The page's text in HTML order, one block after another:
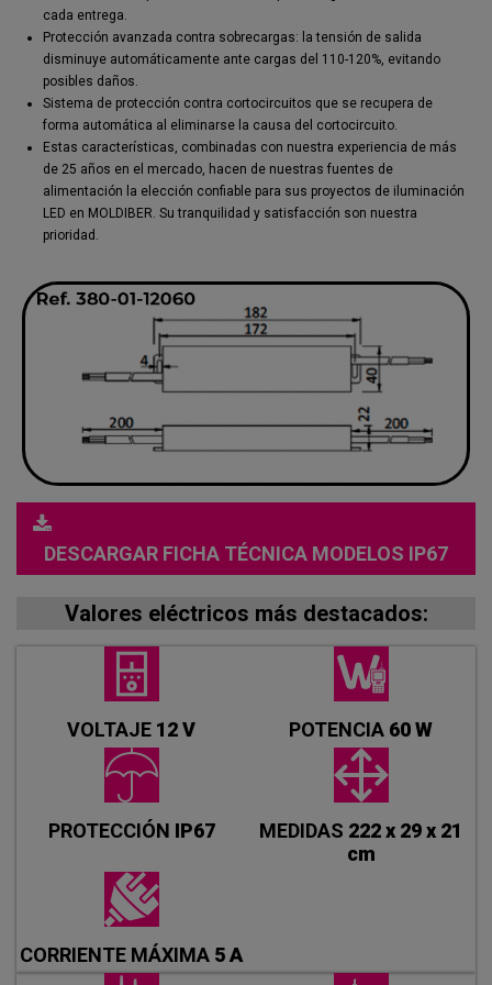
cada entrega.
Protección avanzada contra sobrecargas: la tensión de salida
disminuye automáticamente ante cargas del 110-120%, evitando
posibles daños.
Sistema de protección contra cortocircuitos que se recupera de
forma automática al eliminarse la causa del cortocircuito.
Estas características, combinadas con nuestra experiencia de más
de 25 años en el mercado, hacen de nuestras fuentes de
alimentación la elección confiable para sus proyectos de iluminación
LED en MOLDIBER. Su tranquilidad y satisfacción son nuestra
prioridad.
DESCARGAR FICHA TÉCNICA MODELOS IP67
Valores eléctricos más destacados:
VOLTAJE 12 V POTENCIA 60 W
PROTECCIÓN IP67 MEDIDAS 222 x 29 x 21
cm
CORRIENTE MÁXIMA 5 A